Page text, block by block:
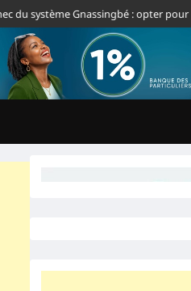
Gnassingbé : opter pour un